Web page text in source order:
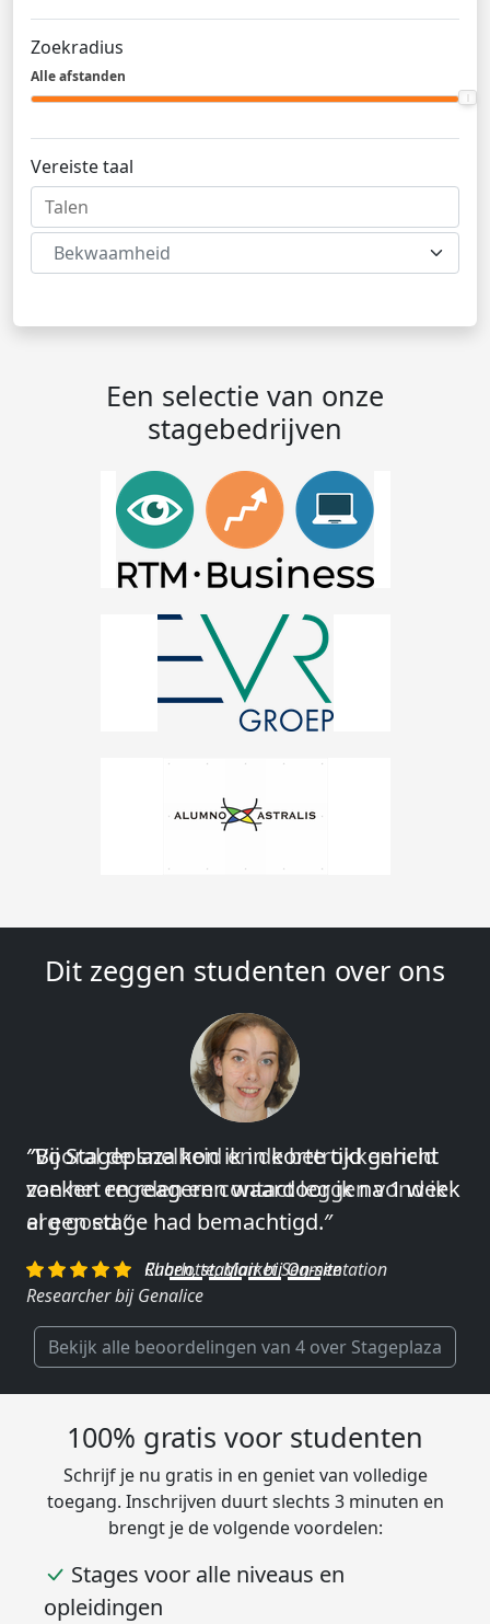
Zoekradius
Alle afstanden
Vereiste taal
Bekwaamheid
Een selectie van onze
stagebedrijven
Dit zeggen studenten over ons
″Vooral de snelheid en de betrokkenheid
van het regelen en contact leggen vond ik
erg goed.″
Charlotte, Market Segmentation
Researcher bij Genalice
Bekijk alle beoordelingen van 4 over Stageplaza
100% gratis voor studenten
Schrijf je nu gratis in en geniet van volledige
toegang. Inschrijven duurt slechts 3 minuten en
brengt je de volgende voordelen:
Stages voor alle niveaus en
opleidingen